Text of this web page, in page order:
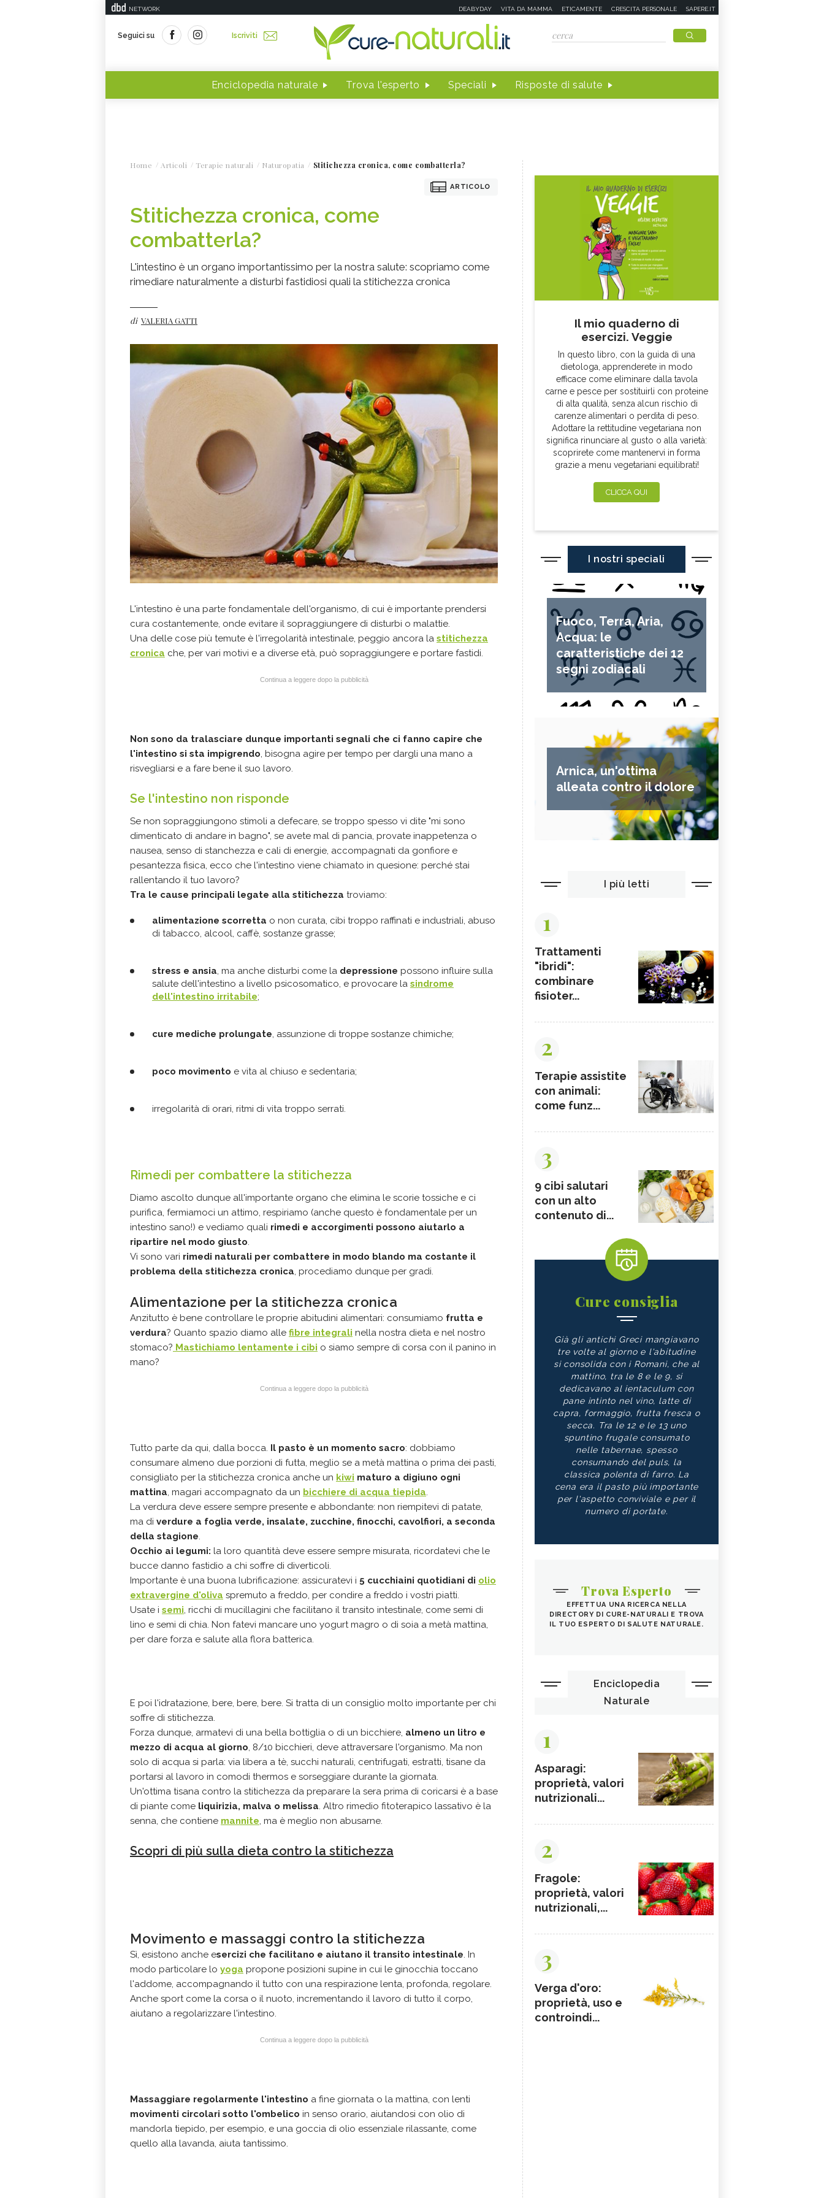
NETWORK DEABYDAY VITA DA MAMMA ETICAMENTE CRESCITA PERSONALE SAPERE.IT
Seguici su Iscriviti
Enciclopedia naturale Trova l'esperto Speciali Risposte di salute
Home Articoli Terapie naturali Naturopatia Stitichezza cronica, come combatterla?
ARTICOLO
Stitichezza cronica, come
combatterla?
L'intestino è un organo importantissimo per la nostra salute: scopriamo come
rimediare naturalmente a disturbi fastidiosi quali la stitichezza cronica
di VALERIA GATTI
L'intestino è una parte fondamentale dell'organismo, di cui è importante prendersi
cura costantemente, onde evitare il sopraggiungere di disturbi o malattie.
Una delle cose più temute è l'irregolarità intestinale, peggio ancora la stitichezza
cronica che, per vari motivi e a diverse età, può sopraggiungere e portare fastidi.
Continua a leggere dopo la pubblicità
Non sono da tralasciare dunque importanti segnali che ci fanno capire che
l'intestino si sta impigrendo, bisogna agire per tempo per dargli una mano a
risvegliarsi e a fare bene il suo lavoro.
Se l'intestino non risponde
Se non sopraggiungono stimoli a defecare, se troppo spesso vi dite "mi sono
dimenticato di andare in bagno", se avete mal di pancia, provate inappetenza o
nausea, senso di stanchezza e cali di energie, accompagnati da gonfiore e
pesantezza fisica, ecco che l'intestino viene chiamato in quesione: perché stai
rallentando il tuo lavoro?
Tra le cause principali legate alla stitichezza troviamo:
alimentazione scorretta o non curata, cibi troppo raffinati e industriali, abuso
di tabacco, alcool, caffè, sostanze grasse;
stress e ansia, ma anche disturbi come la depressione possono influire sulla
salute dell'intestino a livello psicosomatico, e provocare la sindrome
dell'intestino irritabile;
cure mediche prolungate, assunzione di troppe sostanze chimiche;
poco movimento e vita al chiuso e sedentaria;
irregolarità di orari, ritmi di vita troppo serrati.
Rimedi per combattere la stitichezza
Diamo ascolto dunque all'importante organo che elimina le scorie tossiche e ci
purifica, fermiamoci un attimo, respiriamo (anche questo è fondamentale per un
intestino sano!) e vediamo quali rimedi e accorgimenti possono aiutarlo a
ripartire nel modo giusto.
Vi sono vari rimedi naturali per combattere in modo blando ma costante il
problema della stitichezza cronica, procediamo dunque per gradi.
Alimentazione per la stitichezza cronica
Anzitutto è bene controllare le proprie abitudini alimentari: consumiamo frutta e
verdura? Quanto spazio diamo alle fibre integrali nella nostra dieta e nel nostro
stomaco? Mastichiamo lentamente i cibi o siamo sempre di corsa con il panino in
mano?
Continua a leggere dopo la pubblicità
Tutto parte da qui, dalla bocca. Il pasto è un momento sacro: dobbiamo
consumare almeno due porzioni di futta, meglio se a metà mattina o prima dei pasti,
consigliato per la stitichezza cronica anche un kiwi maturo a digiuno ogni
mattina, magari accompagnato da un bicchiere di acqua tiepida.
La verdura deve essere sempre presente e abbondante: non riempitevi di patate,
ma di verdure a foglia verde, insalate, zucchine, finocchi, cavolfiori, a seconda
della stagione.
Occhio ai legumi: la loro quantità deve essere sempre misurata, ricordatevi che le
bucce danno fastidio a chi soffre di diverticoli.
Importante è una buona lubrificazione: assicuratevi i 5 cucchiaini quotidiani di olio
extravergine d'oliva spremuto a freddo, per condire a freddo i vostri piatti.
Usate i semi, ricchi di mucillagini che facilitano il transito intestinale, come semi di
lino e semi di chia. Non fatevi mancare uno yogurt magro o di soia a metà mattina,
per dare forza e salute alla flora batterica.
E poi l'idratazione, bere, bere, bere. Si tratta di un consiglio molto importante per chi
soffre di stitichezza.
Forza dunque, armatevi di una bella bottiglia o di un bicchiere, almeno un litro e
mezzo di acqua al giorno, 8/10 bicchieri, deve attraversare l'organismo. Ma non
solo di acqua si parla: via libera a tè, succhi naturali, centrifugati, estratti, tisane da
portarsi al lavoro in comodi thermos e sorseggiare durante la giornata.
Un'ottima tisana contro la stitichezza da preparare la sera prima di coricarsi è a base
di piante come liquirizia, malva o melissa. Altro rimedio fitoterapico lassativo è la
senna, che contiene mannite, ma è meglio non abusarne.
Scopri di più sulla dieta contro la stitichezza
Movimento e massaggi contro la stitichezza
Sì, esistono anche esercizi che facilitano e aiutano il transito intestinale. In
modo particolare lo yoga propone posizioni supine in cui le ginocchia toccano
l'addome, accompagnando il tutto con una respirazione lenta, profonda, regolare.
Anche sport come la corsa o il nuoto, incrementando il lavoro di tutto il corpo,
aiutano a regolarizzare l'intestino.
Continua a leggere dopo la pubblicità
Massaggiare regolarmente l'intestino a fine giornata o la mattina, con lenti
movimenti circolari sotto l'ombelico in senso orario, aiutandosi con olio di
mandorla tiepido, per esempio, e una goccia di olio essenziale rilassante, come
quello alla lavanda, aiuta tantissimo.
Il mio quaderno di
esercizi. Veggie
In questo libro, con la guida di una
dietologa, apprenderete in modo
efficace come eliminare dalla tavola
carne e pesce per sostituirli con proteine
di alta qualità, senza alcun rischio di
carenze alimentari o perdita di peso.
Adottare la rettitudine vegetariana non
significa rinunciare al gusto o alla varietà:
scoprirete come mantenervi in forma
grazie a menu vegetariani equilibrati!
CLICCA QUI
I nostri speciali
Fuoco, Terra, Aria,
Acqua: le
caratteristiche dei 12
segni zodiacali
Arnica, un'ottima
alleata contro il dolore
I più letti
1
Trattamenti
"ibridi":
combinare
fisioter...
2
Terapie assistite
con animali:
come funz...
3
9 cibi salutari
con un alto
contenuto di...
Cure consiglia
Già gli antichi Greci mangiavano
tre volte al giorno e l'abitudine
si consolida con i Romani, che al
mattino, tra le 8 e le 9, si
dedicavano al ientaculum con
pane intinto nel vino, latte di
capra, formaggio, frutta fresca o
secca. Tra le 12 e le 13 uno
spuntino frugale consumato
nelle tabernae, spesso
consumando del puls, la
classica polenta di farro. La
cena era il pasto più importante
per l'aspetto conviviale e per il
numero di portate.
Trova Esperto
EFFETTUA UNA RICERCA NELLA
DIRECTORY DI CURE-NATURALI E TROVA
IL TUO ESPERTO DI SALUTE NATURALE.
Enciclopedia
Naturale
1
Asparagi:
proprietà, valori
nutrizionali...
2
Fragole:
proprietà, valori
nutrizionali,...
3
Verga d'oro:
proprietà, uso e
controindi...